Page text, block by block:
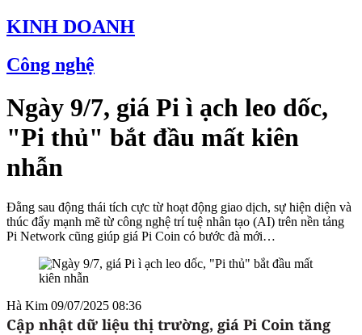
KINH DOANH
Công nghệ
Ngày 9/7, giá Pi ì ạch leo dốc,
"Pi thủ" bắt đầu mất kiên
nhẫn
Đằng sau động thái tích cực từ hoạt động giao dịch, sự hiện diện và
thúc đẩy mạnh mẽ từ công nghệ trí tuệ nhân tạo (AI) trên nền tảng
Pi Network cũng giúp giá Pi Coin có bước đà mới…
Hà Kim 09/07/2025 08:36
Cập nhật dữ liệu thị trường, giá Pi Coin tăng